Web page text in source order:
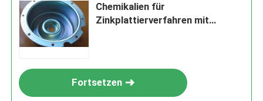
Chemikalien für
Zinkplattierverfahren mit
Fortsetzen